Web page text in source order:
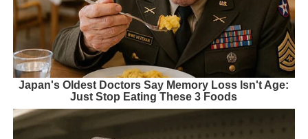
Japan's Oldest Doctors Say Memory Loss Isn't Age:
Just Stop Eating These 3 Foods